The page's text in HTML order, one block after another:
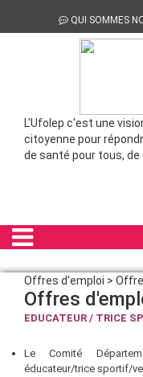
QUI SOMMES
L'Ufolep c'est une
citoyenne pour
de santé pour tous,
Offres d'emploi >
Offres
EDUCATEUR / TRICE
Le Comité
éducateur/trice sportif/ve